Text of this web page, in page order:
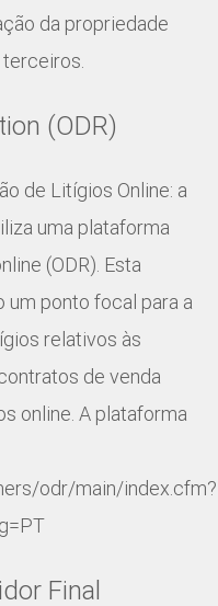
da propriedade
(ODR)
de Litígios Online: a
uma plataforma
(ODR). Esta
ponto focal para a
relativos às
de venda
online. A plataforma
odr/main/index.cfm?
Final